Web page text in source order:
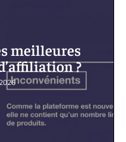
meilleures
?